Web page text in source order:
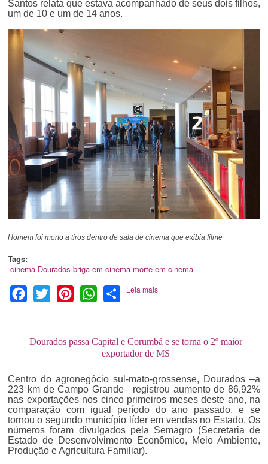
Santos relata que estava acompanhado de seus dois filhos,
um de 10 e um de 14 anos.
Homem foi morto a tiros dentro de sala de cinema que exibia filme
Tags:
cinema Dourados briga em cinema morte em cinema
Facebook
Twitter PinterestWhatsApp
Share
Leia mais
Dourados passa Capital e Corumbá e se torna o 2º maior
exportador de MS
Centro do agronegócio sul-mato-grossense, Dourados –a
223 km de Campo Grande– registrou aumento de 86,92%
nas exportações nos cinco primeiros meses deste ano, na
comparação com igual período do ano passado, e se
tornou o segundo município líder em vendas no Estado. Os
números foram divulgados pela Semagro (Secretaria de
Estado de Desenvolvimento Econômico, Meio Ambiente,
Produção e Agricultura Familiar).